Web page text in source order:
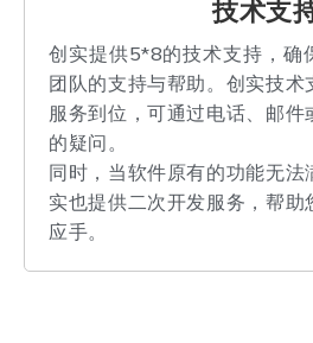
技术支
创实提供5*8的技术支持，确
团队的支持与帮助。创实技术
服务到位，可通过电话、邮件
的疑问。
同时，当软件原有的功能无法
实也提供二次开发服务，帮助
应手。